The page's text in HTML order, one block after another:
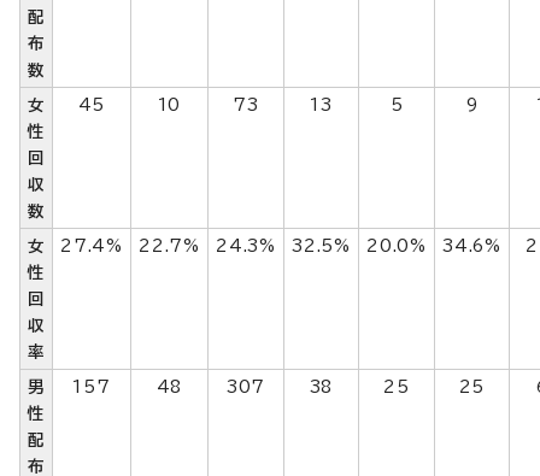
配
布
数
女
性
回
収
数
45 10 73 13 5 9
女
性
回
収
率
27.4% 22.7% 24.3% 32.5% 20.0% 34.6%
男
性
配
布
157 48 307 38 25 25